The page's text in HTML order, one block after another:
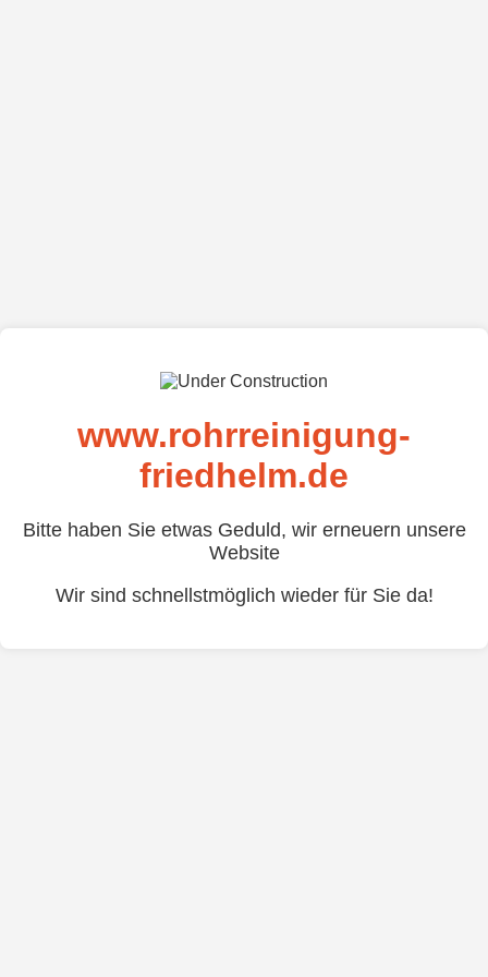
www.rohrreinigung-
friedhelm.de
Bitte haben Sie etwas Geduld, wir erneuern unsere
Website
Wir sind schnellstmöglich wieder für Sie da!